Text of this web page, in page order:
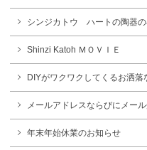
シンジカトウ ハートの陶器の
Shinzi Katoh ＭＯＶＩＥ
DIYがワクワクしてくるお洒
メールアドレスならびにメー
年末年始休業のお知らせ